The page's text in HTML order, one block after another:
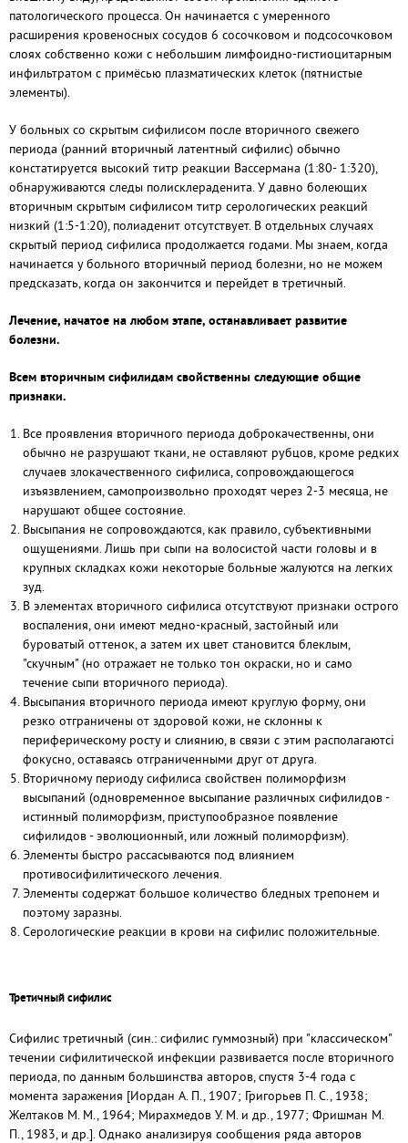
патологического процесса. Он начинается с умеренного
расширения кровеносных сосудов 6 сосочковом и подсосочковом
слоях собственно кожи с небольшим лимфоидно-гистиоцитарным
инфильтратом с примёсью плазматических клеток (пятнистые
элементы).
У больных со скрытым сифилисом после вторичного свежего
периода (ранний вторичный латентный сифилис) обычно
констатируется высокий титр реакции Вассермана (1:80- 1:320),
обнаруживаются следы полисклераденита. У давно болеющих
вторичным скрытым сифилисом титр серологических реакций
низкий (1:5-1:20), полиаденит отсутствует. В отдельных случаях
скрытый период сифилиса продолжается годами. Мы знаем, когда
начинается у больного вторичный период болезни, но не можем
предсказать, когда он закончится и перейдет в третичный.
Лечение, начатое на любом этапе, останавливает развитие
болезни.
Всем вторичным сифилидам свойственны следующие общие
признаки.
Все проявления вторичного периода доброкачественны, они
обычно не разрушают ткани, не оставляют рубцов, кроме редких
случаев злокачественного сифилиса, сопровождающегося
изъязвлением, самопроизвольно проходят через 2-3 месяца, не
нарушают общее состояние.
Высыпания не сопровождаются, как правило, субъективными
ощущениями. Лишь при сыпи на волосистой части головы и в
крупных складках кожи некоторые больные жалуются на легких
зуд.
В элементах вторичного сифилиса отсутствуют признаки острого
воспаления, они имеют медно-красный, застойный или
буроватый оттенок, а затем их цвет становится блеклым,
"скучным" (но отражает не только тон окраски, но и само
течение сыпи вторичного периода).
Высыпания вторичного периода имеют круглую форму, они
резко отграничены от здоровой кожи, не склонны к
периферическому росту и слиянию, в связи с этим располагаютсі
фокусно, оставаясь отграниченными друг от друга.
Вторичному периоду сифилиса свойствен полиморфизм
высыпаний (одновременное высыпание различных сифилидов -
истинный полиморфизм, приступообразное появление
сифилидов - эволюционный, или ложный полиморфизм).
Элементы быстро рассасываются под влиянием
противосифилитического лечения.
Элементы содержат большое количество бледных трепонем и
поэтому заразны.
Серологические реакции в крови на сифилис положительные.
Третичный сифилис
Сифилис третичный (син.: сифилис гуммозный) при "классическом"
течении сифилитической инфекции развивается после вторичного
периода, по данным большинства авторов, спустя 3-4 года с
момента заражения [Иордан А. П., 1907; Григорьев П. С., 1938;
Желтаков М. М., 1964; Мирахмедов У. М. и др., 1977; Фришман М.
П., 1983, и др.]. Однако анализируя сообщения ряда авторов